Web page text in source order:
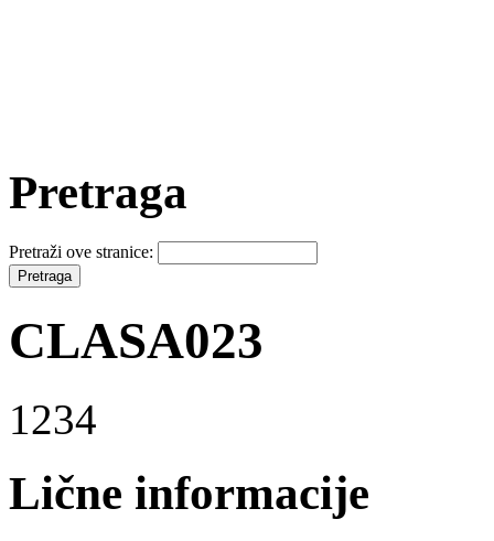
Pretraga
Pretraži ove stranice:
CLASA023
1234
Lične informacije